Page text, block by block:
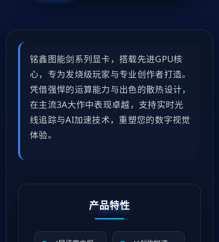
铭鑫图能剑系列显卡，搭载先进GPU核
心，专为发烧级玩家与专业创作者打造。
凭借强悍的运算能力与出色的散热设计，
在主流3A大作中表现卓越，支持实时光
线追踪与AI加速技术，重塑您的数字视觉
体验。
产品特性